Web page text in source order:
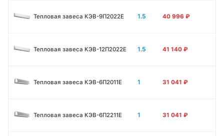
Тепловая завеса КЭВ-9П2022Е 1.5 40 996 ₽
Тепловая завеса КЭВ-12П2022Е 1.5 41 140 ₽
Тепловая завеса КЭВ-6П2011E 1 31 041 ₽
Тепловая завеса КЭВ-6П2211E 1 31 041 ₽